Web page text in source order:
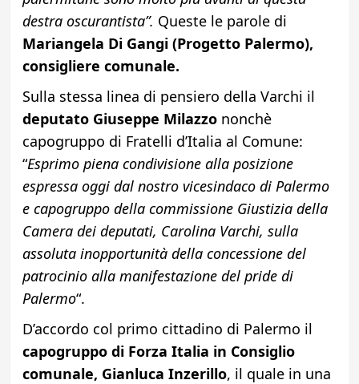
destra oscurantista”. Queste le parole di
Mariangela Di Gangi (Progetto Palermo),
consigliere comunale.
Sulla stessa linea di pensiero della Varchi il
deputato Giuseppe Milazzononchè
capogruppo di Fratelli d’Italia al Comune:
“Esprimo piena condivisione alla posizione
espressa oggi dal nostro vicesindaco di Palermo
e capogruppo della commissione Giustizia della
Camera dei deputati, Carolina Varchi, sulla
assoluta inopportunità della concessione del
patrocinio alla manifestazione del pride di
Palermo“.
D’accordo col primo cittadino di Palermo il
capogruppo di Forza Italia in Consiglio
comunale, Gianluca Inzerillo, il quale in una